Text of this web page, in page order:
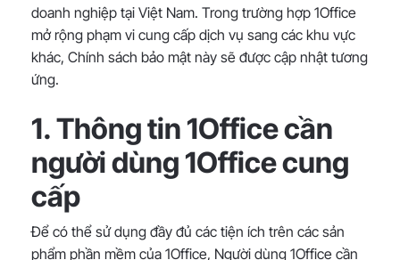
doanh nghiệp tại Việt Nam. Trong trường hợp 1Office
mở rộng phạm vi cung cấp dịch vụ sang các khu vực
khác, Chính sách bảo mật này sẽ được cập nhật tương
ứng.
1. Thông tin 1Office cần
người dùng 1Office cung
cấp
Để có thể sử dụng đầy đủ các tiện ích trên các sản
phẩm phần mềm của 1Office, Người dùng 1Office cần